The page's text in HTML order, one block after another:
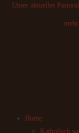
Unser aktuelles
Home
Katholisch